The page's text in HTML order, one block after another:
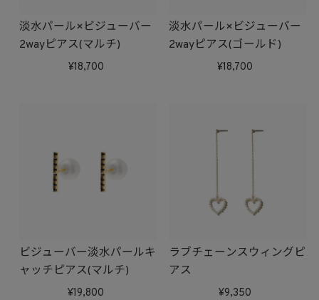
淡水パール×ビジューバー
2wayピアス(マルチ)
18,700
淡水パール×ビジューバー
2wayピアス(ゴールド)
18,700
ビジューバー淡水パールキ
ャッチピアス(マルチ)
19,800
ラブチェーンスウィングピ
アス
9,350